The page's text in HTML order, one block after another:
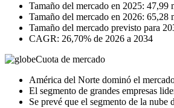
Tamaño del mercado en 2025: 47,99
Tamaño del mercado en 2026: 65,28
Tamaño del mercado previsto para
CAGR: 26,70% de 2026 a 2034
Cuota de mercado
América del Norte dominó el
El segmento de grandes empresas
Se prevé que el segmento de la